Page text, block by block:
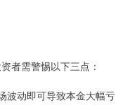
者需警惕以下三点：
波动即可导致本金大幅亏